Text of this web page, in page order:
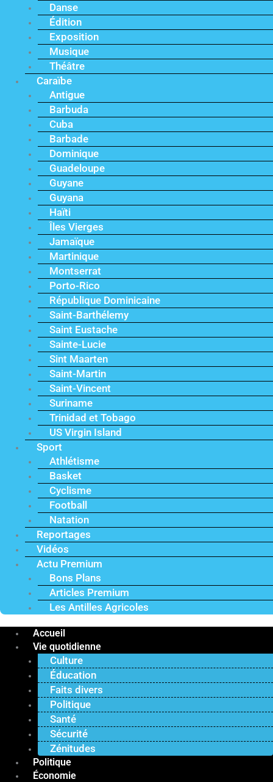
Danse
Édition
Exposition
Musique
Théâtre
Caraïbe
Antigue
Barbuda
Cuba
Barbade
Dominique
Guadeloupe
Guyane
Guyana
Haïti
Îles Vierges
Jamaïque
Martinique
Montserrat
Porto-Rico
République Dominicaine
Saint-Barthélemy
Saint Eustache
Sainte-Lucie
Sint Maarten
Saint-Martin
Saint-Vincent
Suriname
Trinidad et Tobago
US Virgin Island
Sport
Athlétisme
Basket
Cyclisme
Football
Natation
Reportages
Vidéos
Actu Premium
Bons Plans
Articles Premium
Les Antilles Agricoles
Accueil
Vie quotidienne
Culture
Éducation
Faits divers
Politique
Santé
Sécurité
Zénitudes
Politique
Économie